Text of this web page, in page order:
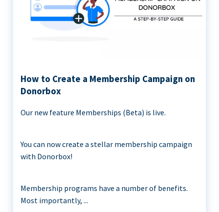
How to Create a Membership Campaign on
Donorbox
Our new feature Memberships (Beta) is live.
You can now create a stellar membership campaign
with Donorbox!
Membership programs have a number of benefits.
Most importantly, ...